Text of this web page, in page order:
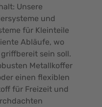
Unsere
und
für Kleinteile
Abläufe, wo
sein soll.
Metallkoffer
einen flexiblen
für Freizeit und